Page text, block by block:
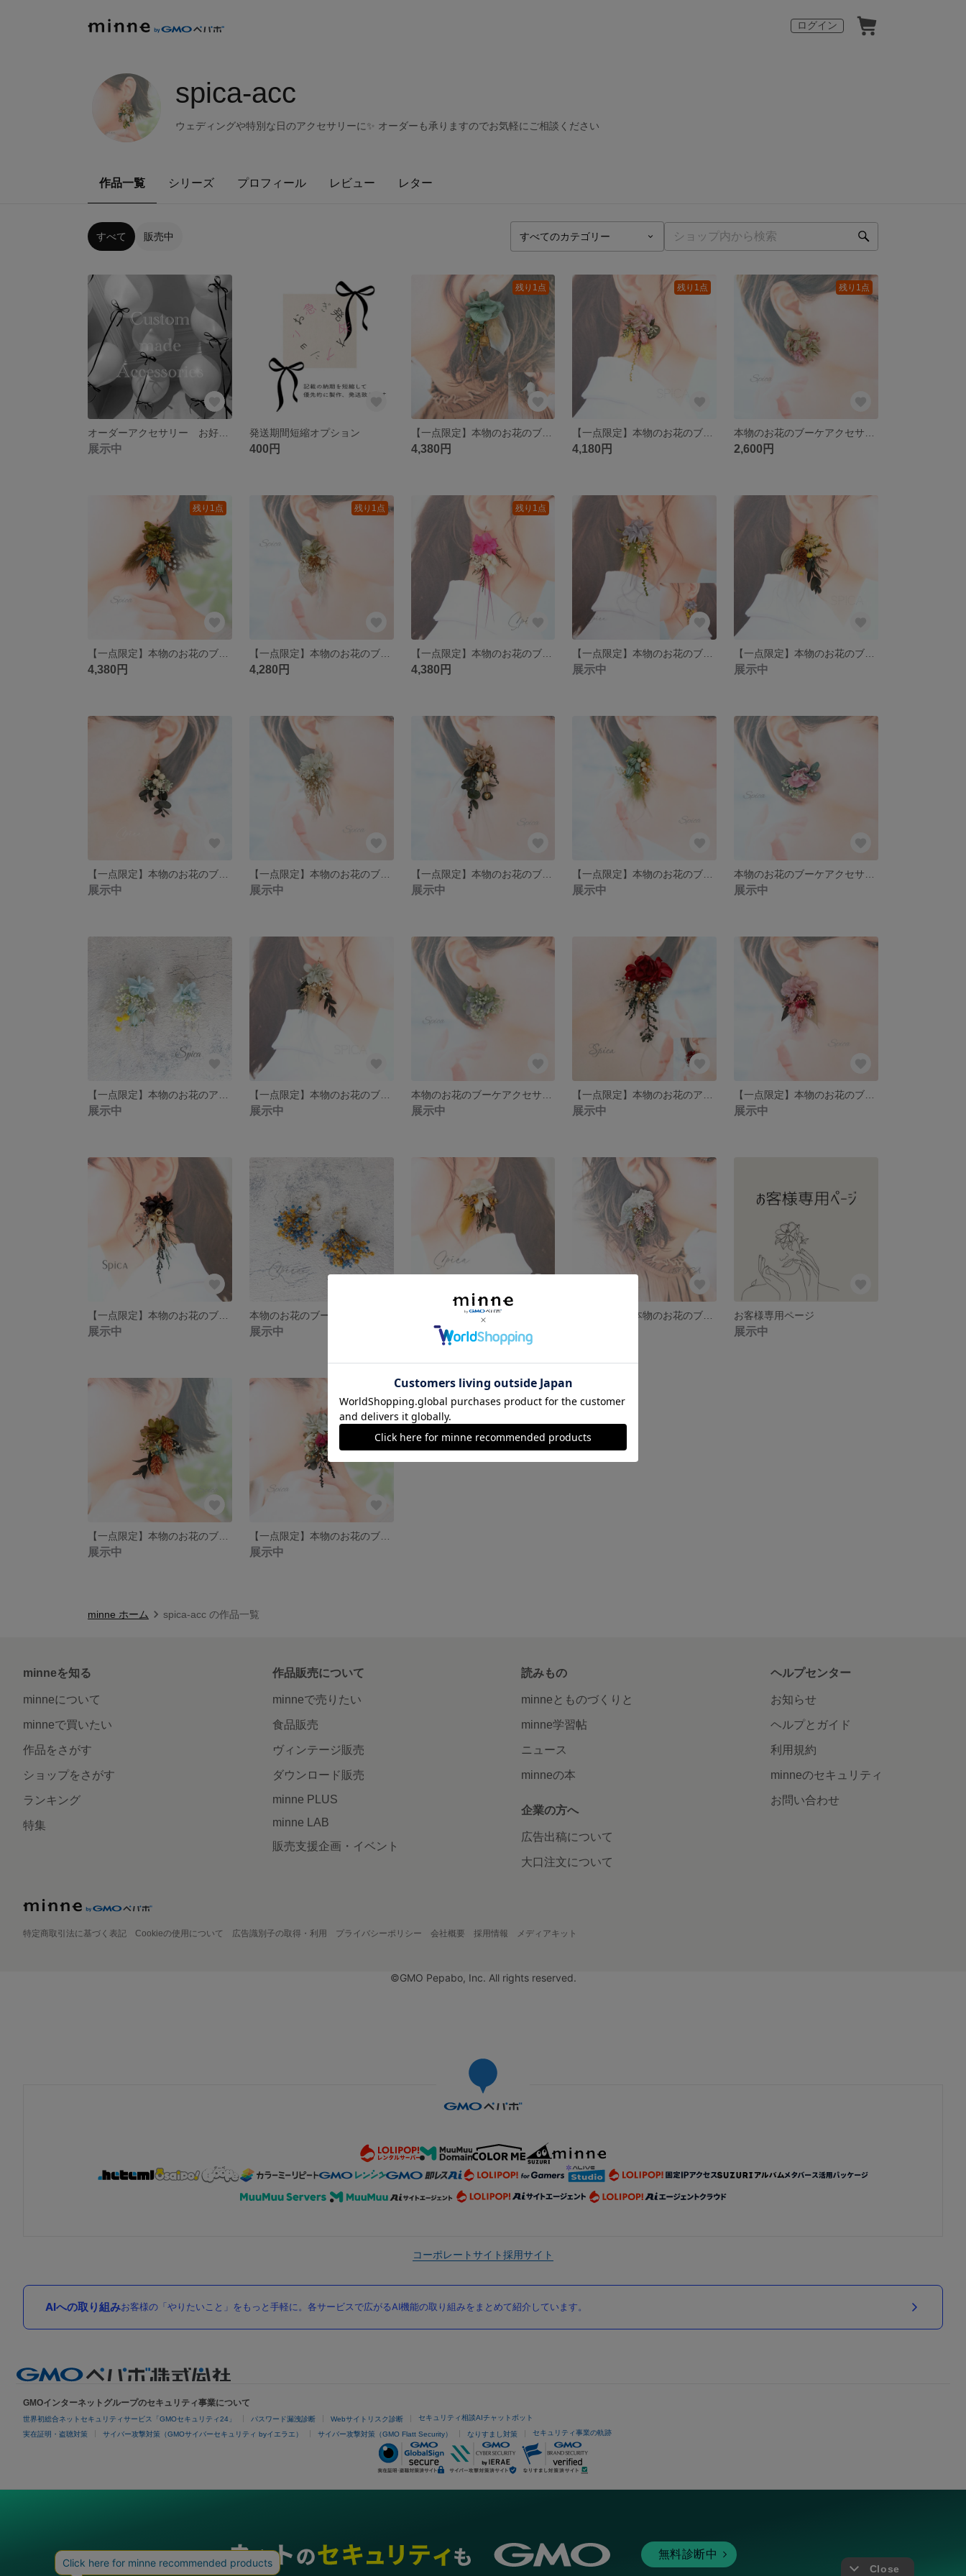
ログイン
spica-acc
ウェディングや特別な日のアクセサリーに✨ オーダーも承りますのでお気軽にご相談ください
作品一覧 シリーズ プロフィール レビュー レター
すべて 販売中
展示中
発送期間短縮オプション
400円
残り1点
【一点限定】本物のお花のブーケアクセサリー ピアス イヤリング ウェディング グリーン ホワイト フラワーピアス
4,380円
残り1点
4,180円
残り1点
2,600円
残り1点
4,380円
残り1点
【一点限定】本物のお花のブーケアクセサリー ピアス イヤリング ウェディング ゴールド
4,280円
残り1点
【一点限定】本物のお花のブーケアクセサリー ピアス イヤリング ウェディング 前撮り ピンク スワッグピアス
4,380円 展示中 展示中
展示中
【一点限定】本物のお花のブーケアクセサリー ピアス イヤリング ウェディング ゴールド
展示中
【一点限定】本物のお花のブーケアクセサリー ピアス イヤリング ウェディング ゴールド
展示中 展示中 展示中
展示中
【一点限定】本物のお花のブーケアクセサリー ピアス イヤリング ウェディング グレー
展示中 展示中 展示中 展示中
展示中 展示中 展示中
お客様専用ページ
展示中
展示中
【一点限定】本物のお花のブーケアクセサリー ピアス イヤリング ウェディング ローズ
展示中
minne ホーム spica-acc の作品一覧
minneを知る
minneについて
minneで買いたい
作品をさがす
ショップをさがす
ランキング
特集
作品販売について
minneで売りたい
食品販売
ヴィンテージ販売
ダウンロード販売
minne PLUS
minne LAB
販売支援企画・イベント
読みもの
minneとものづくりと
minne学習帖
ニュース
minneの本
企業の方へ
広告出稿について
大口注文について
ヘルプセンター
お知らせ
ヘルプとガイド
利用規約
minneのセキュリティ
お問い合わせ
特定商取引法に基づく表記 Cookieの使用について 広告識別子の取得・利用 プライバシーポリシー 会社概要 採用情報 メディアキット
©GMO Pepabo, Inc. All rights reserved.
コーポレートサイト採用サイト
AIへの取り組みお客様の「やりたいこと」をもっと手軽に。各サービスで広がるAI機能の取り組みをまとめて紹介しています。
GMOインターネットグループのセキュリティ事業について
世界初総合ネットセキュリティサービス「GMOセキュリティ24」 パスワード漏洩診断 Webサイトリスク診断 セキュリティ相談AIチャットボット
実在証明・盗聴対策 サイバー攻撃対策（GMOサイバーセキュリティ byイエラエ） サイバー攻撃対策（GMO Flatt Security） なりすまし対策 セキュリティ事業の軌跡
無料診断中